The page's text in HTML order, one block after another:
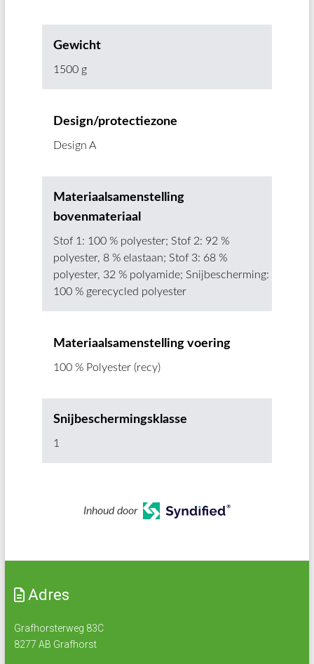
Gewicht
1500 g
Design/protectiezone
Design A
Materiaalsamenstelling
bovenmateriaal
Stof 1: 100 % polyester; Stof 2: 92 %
polyester, 8 % elastaan; Stof 3: 68 %
polyester, 32 % polyamide; Snijbescherming:
100 % gerecycled polyester
Materiaalsamenstelling voering
100 % Polyester (recy)
Snijbeschermingsklasse
1
Inhoud door
Adres
Grafhorsterweg 83C
8277 AB Grafhorst